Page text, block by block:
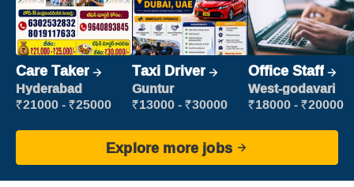
Care Taker
Hyderabad
₹21000 - ₹25000
Taxi Driver
Guntur
₹13000 - ₹30000
Office Staff
West-godavari
₹18000 - ₹20000
Explore more jobs